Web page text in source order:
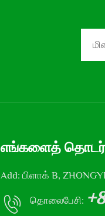
எங்களைத்
Add: பிளாக் B,
தொலைபேசி: